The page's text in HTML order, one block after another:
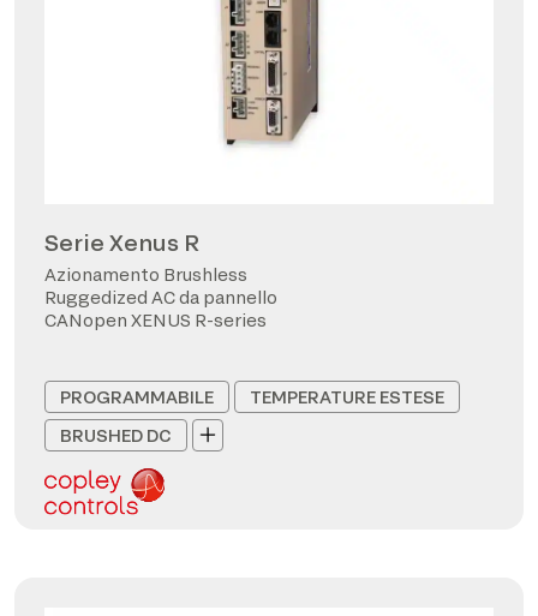
Serie Xenus R
Azionamento Brushless
Ruggedized AC da pannello
CANopen XENUS R-series
PROGRAMMABILE
TEMPERATURE ESTESE
BRUSHED DC